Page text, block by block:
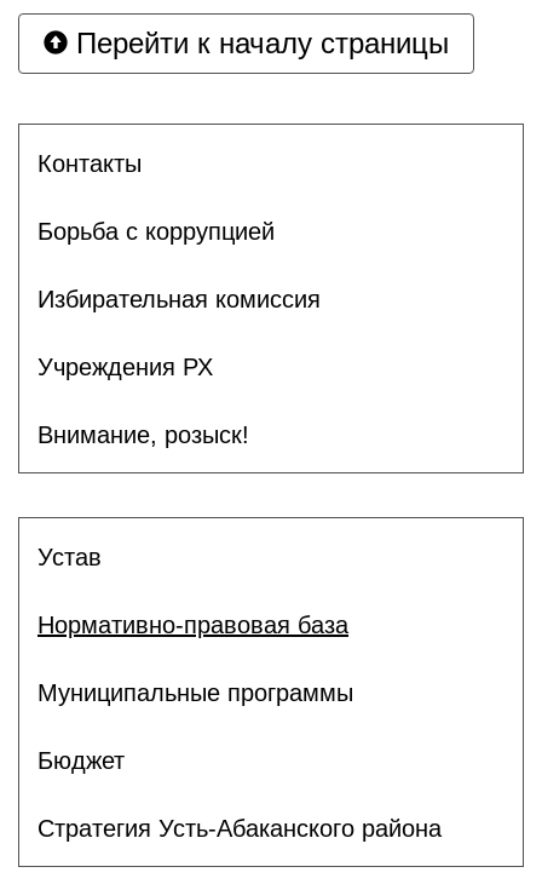
Перейти к началу страницы
Контакты
Борьба с коррупцией
Избирательная комиссия
Учреждения РХ
Внимание, розыск!
Устав
Нормативно-правовая база
Муниципальные программы
Бюджет
Стратегия Усть-Абаканского района